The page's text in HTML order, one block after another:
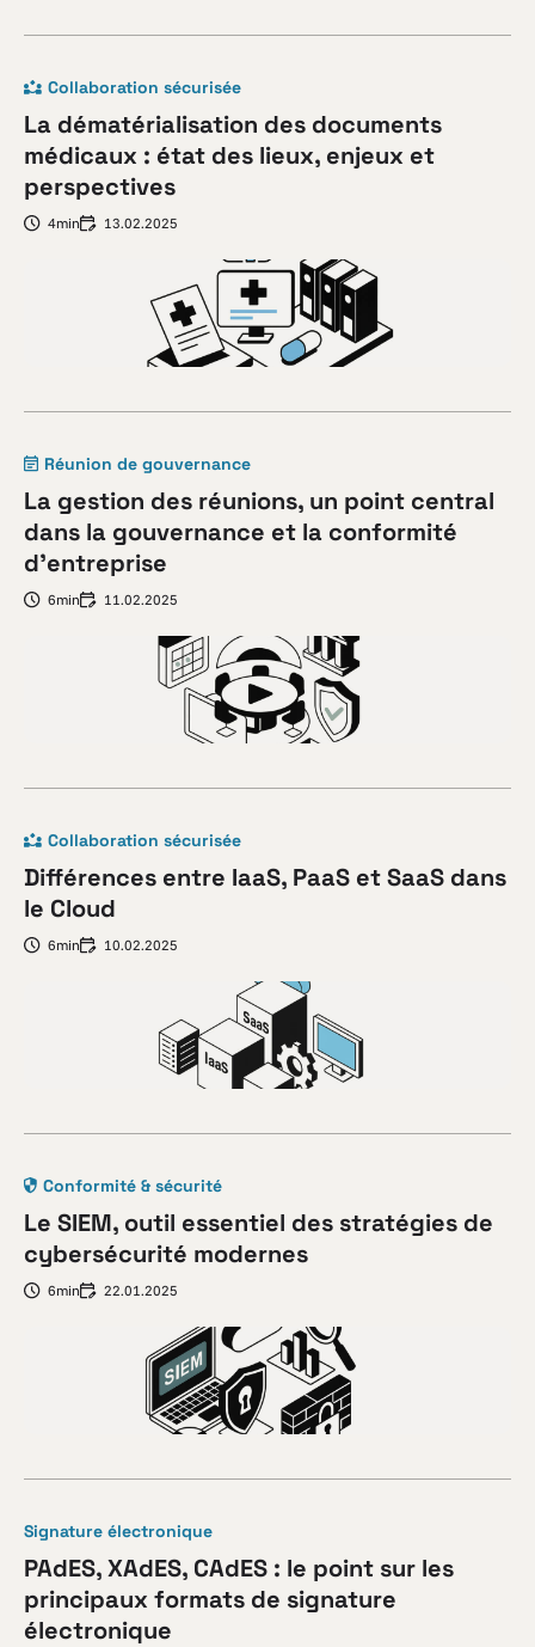
Collaboration sécurisée
La dématérialisation des documents
médicaux : état des lieux, enjeux et
perspectives
4min 13.02.2025
Réunion de gouvernance
La gestion des réunions, un point central
dans la gouvernance et la conformité
d’entreprise
6min 11.02.2025
Collaboration sécurisée
Différences entre IaaS, PaaS et SaaS dans
le Cloud
6min 10.02.2025
Conformité & sécurité
Le SIEM, outil essentiel des stratégies de
cybersécurité modernes
6min 22.01.2025
Signature électronique
PAdES, XAdES, CAdES : le point sur les
principaux formats de signature
électronique